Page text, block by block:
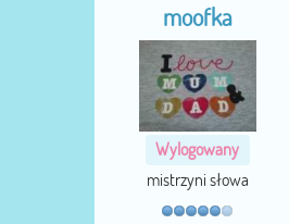
moofka
Wylogowany
mistrzyni słowa